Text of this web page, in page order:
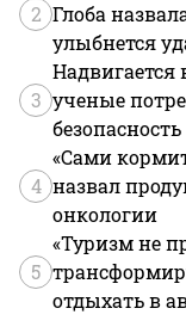
2 Глоба
улыбнется
3 ученые
безопасность
4
«Сами
назвал
онкологии
5
«Туризм не
отдыхать в